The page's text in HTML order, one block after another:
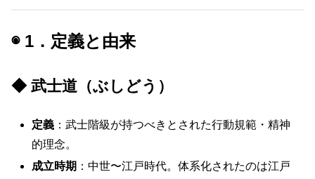
◉ 1．定義と由来
◆ 武士道（ぶしどう）
定義 ：武士階級が持つべきとされた行動規範・精神
的理念。
成立時期 ：中世〜江戸時代。体系化されたのは江戸